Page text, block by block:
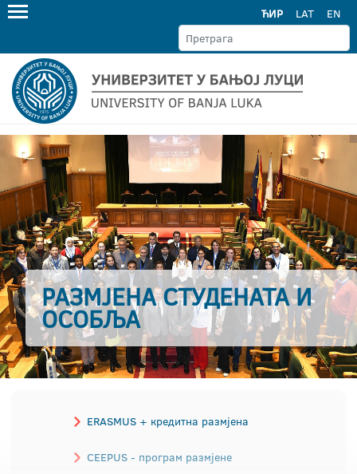
ЋИР LAT EN
РАЗМЈЕНА СТУДЕНАТА И
ОСОБЉА
ERASMUS + кредитна размјена
CEEPUS - програм размјене